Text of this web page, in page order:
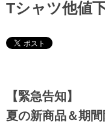
Tシャツ他値
【緊急告知】
夏の新商品＆期